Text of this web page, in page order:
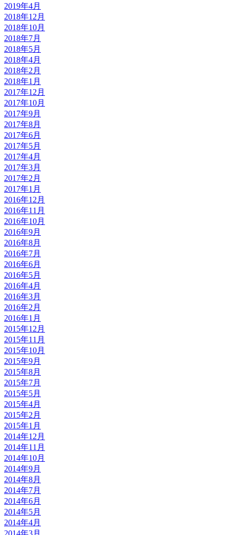
2019年4月
2018年12月
2018年10月
2018年7月
2018年5月
2018年4月
2018年2月
2018年1月
2017年12月
2017年10月
2017年9月
2017年8月
2017年6月
2017年5月
2017年4月
2017年3月
2017年2月
2017年1月
2016年12月
2016年11月
2016年10月
2016年9月
2016年8月
2016年7月
2016年6月
2016年5月
2016年4月
2016年3月
2016年2月
2016年1月
2015年12月
2015年11月
2015年10月
2015年9月
2015年8月
2015年7月
2015年5月
2015年4月
2015年2月
2015年1月
2014年12月
2014年11月
2014年10月
2014年9月
2014年8月
2014年7月
2014年6月
2014年5月
2014年4月
2014年3月